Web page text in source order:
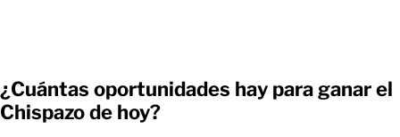
¿Cuántas oportunidades hay para ganar el
Chispazo de hoy?